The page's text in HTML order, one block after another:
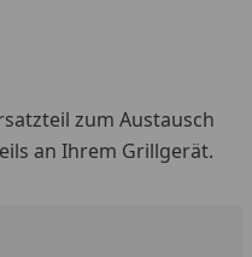
zum Austausch
an Ihrem Grillgerät.